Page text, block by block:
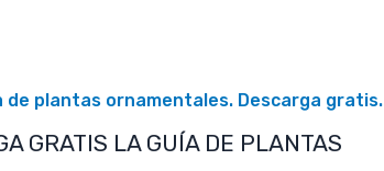
de plantas ornamentales. Descarga gratis.
GRATIS LA GUÍA DE PLANTAS